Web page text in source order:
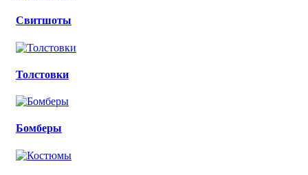
Свитшоты
Толстовки
Бомберы